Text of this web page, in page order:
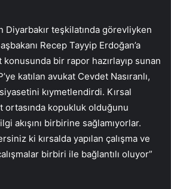
Diyarbakır teşkilatında görevliyken
Recep Tayyip Erdoğan’a
bir rapor hazırlayıp sunan
katılan avukat Cevdet Nasıranlı,
kıymetlendirdi. Kırsal
ortasında kopukluk olduğunu
akışını birbirine sağlamıyorlar.
ki kırsalda yapılan çalışma ve
birbiri ile bağlantılı oluyor”